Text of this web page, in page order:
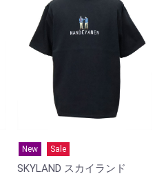
New Sale
SKYLAND スカイランド